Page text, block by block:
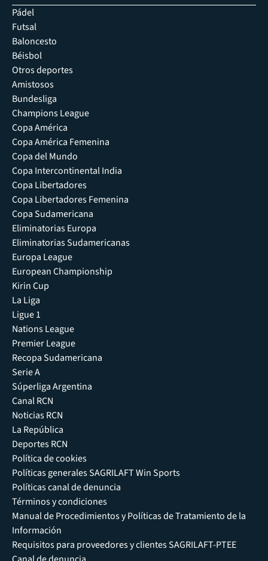
Pádel
Futsal
Baloncesto
Béisbol
Otros deportes
Amistosos
Bundesliga
Champions League
Copa América
Copa América Femenina
Copa del Mundo
Copa Intercontinental India
Copa Libertadores
Copa Libertadores Femenina
Copa Sudamericana
Eliminatorias Europa
Eliminatorias Sudamericanas
Europa League
European Championship
Kirin Cup
La Liga
Ligue 1
Nations League
Premier League
Recopa Sudamericana
Serie A
Súperliga Argentina
Canal RCN
Noticias RCN
La República
Deportes RCN
Política de cookies
Políticas generales SAGRILAFT Win Sports
Políticas canal de denuncia
Términos y condiciones
Manual de Procedimientos y Políticas de Tratamiento de la
Información
Requisitos para proveedores y clientes SAGRILAFT-PTEE